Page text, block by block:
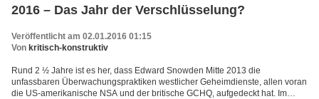
2016 – Das Jahr der Verschlüsselung?
Veröffentlicht am 02.01.2016 01:15
Von kritisch-konstruktiv
Rund 2 ½ Jahre ist es her, dass Edward Snowden Mitte 2013 die
unfassbaren Überwachungspraktiken westlicher Geheimdienste, allen voran
die US-amerikanische NSA und der britische GCHQ, aufgedeckt hat. Im